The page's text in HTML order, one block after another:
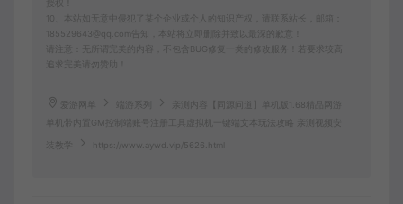
10、本站如无意中侵犯了某个企业或个人的知识产权，请联系站长，邮箱：
185529643@qq.com告知，本站将立即删除并致以最深的歉意！
请注意：无所谓完美的内容，不包含BUG修复一类的修改服务！若要求较高
追求完美请勿赞助！
爱游网单 端游系列
亲测内容【同源问道】单机版1.68精品网游
单机带内置GM控制端账号注册工具虚拟机一键端文本玩法攻略 亲测视频安
装教学 https://www.aywd.vip/5626.html